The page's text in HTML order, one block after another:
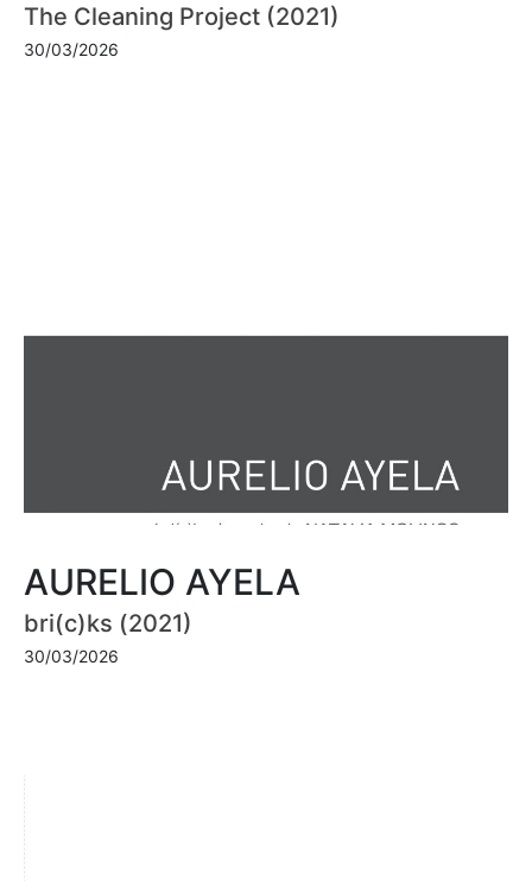
The Cleaning Project (2021)
30/03/2026
AURELIO AYELA
bri(c)ks (2021)
30/03/2026